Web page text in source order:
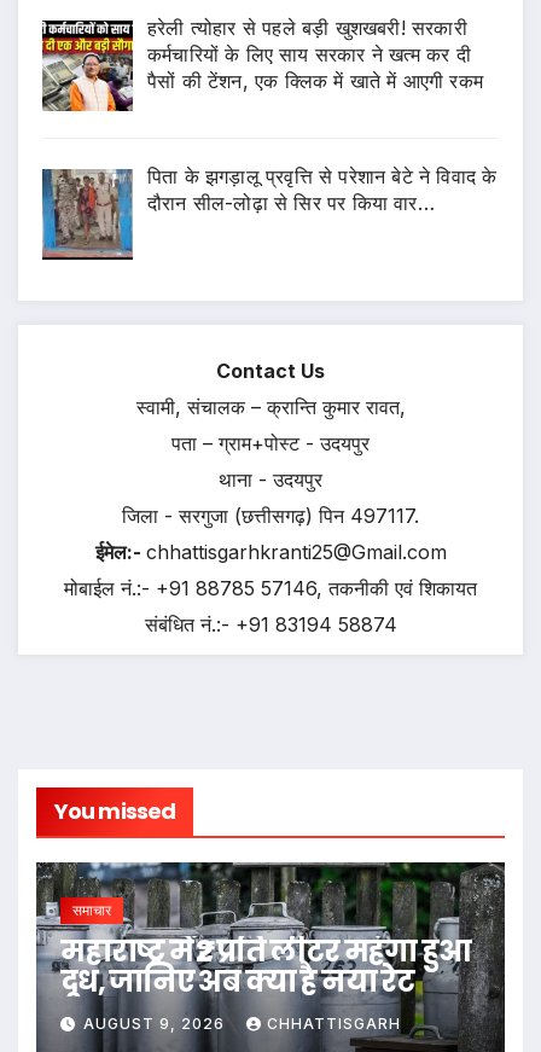
हरेली त्योहार से पहले बड़ी खुशखबरी! सरकारी
कर्मचारियों के लिए साय सरकार ने खत्म कर दी
पैसों की टेंशन, एक क्लिक में खाते में आएगी रकम
पिता के झगड़ालू प्रवृत्ति से परेशान बेटे ने विवाद के
दौरान सील-लोढ़ा से सिर पर किया वार…
Contact Us
स्वामी, संचालक – क्रान्ति कुमार रावत,
पता – ग्राम+पोस्ट - उदयपुर
थाना - उदयपुर
जिला - सरगुजा (छत्तीसगढ़) पिन 497117.
ईमेल:- chhattisgarhkranti25@Gmail.com
मोबाईल नं.:- +91 88785 57146, तकनीकी एवं शिकायत
संबंधित नं.:- +91 83194 58874
You missed
समाचार
महाराष्ट्र में ₹2 प्रति लीटर महंगा हुआ
दूध, जानिए अब क्या है नया रेट
AUGUST 9, 2026 CHHATTISGARH